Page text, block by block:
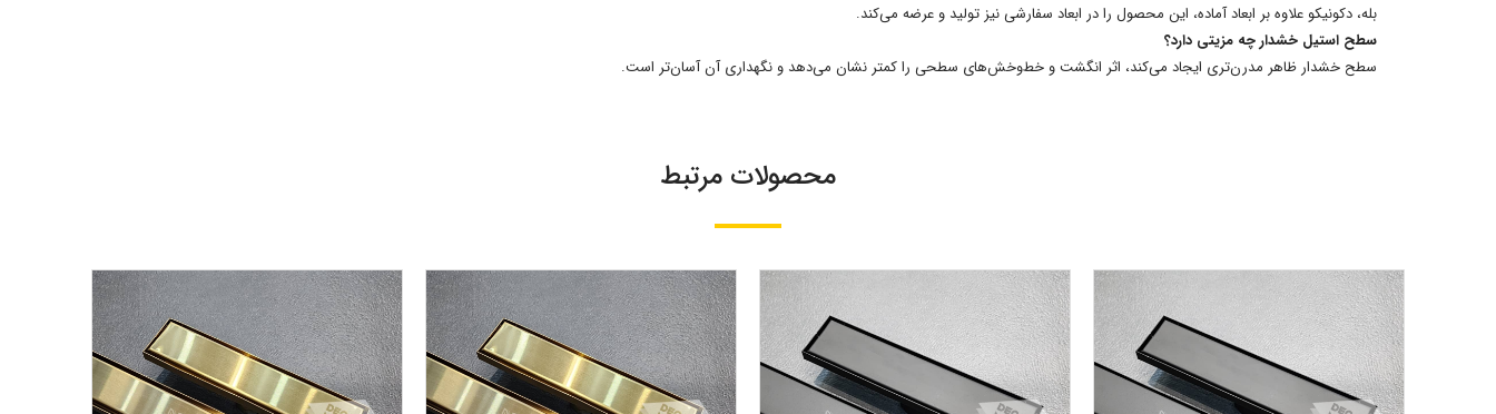
بله، دکونیکو علاوه بر ابعاد آماده، این محصول را در ابعاد سفارشی نیز تولید و عرضه می‌کند.
سطح استیل خشدار چه مزیتی دارد؟
سطح خشدار ظاهر مدرن‌تری ایجاد می‌کند، اثر انگشت و خط‌وخش‌های سطحی را کمتر نشان می‌دهد و نگهداری آن آسان‌تر است.
محصولات مرتبط